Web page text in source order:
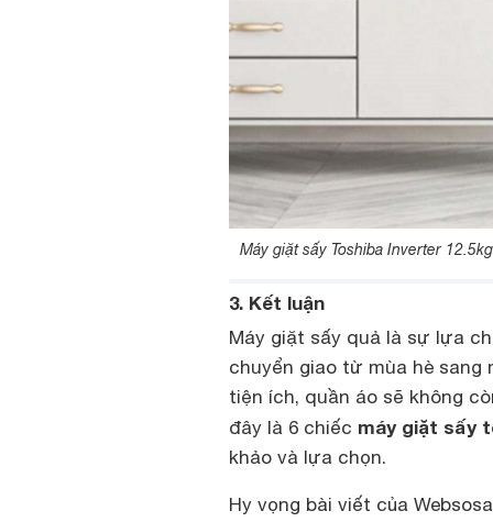
Máy giặt sấy Toshiba Inverter
3. Kết luận
Máy giặt sấy quả là sự lựa
chuyển giao từ mùa hè sang
tiện ích, quần áo sẽ không
đây là 6 chiếc máy giặt sấy
khảo và lựa chọn.
Hy vọng bài viết của